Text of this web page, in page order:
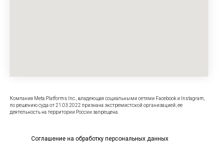
Компания Meta Platforms Inc., владеющая социальными сетями Facebook и Instagram,
по решению суда от 21.03.2022 признана экстремистской организацией, ее
деятельность на территории России запрещена.
Соглашение на обработку персональных данных